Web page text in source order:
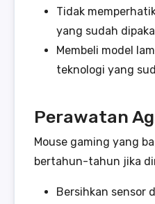
Tidak
yang sudah
Membeli model
teknologi yang
Perawatan
Mouse gaming yang
bertahun-tahun jika
Bersihkan sensor